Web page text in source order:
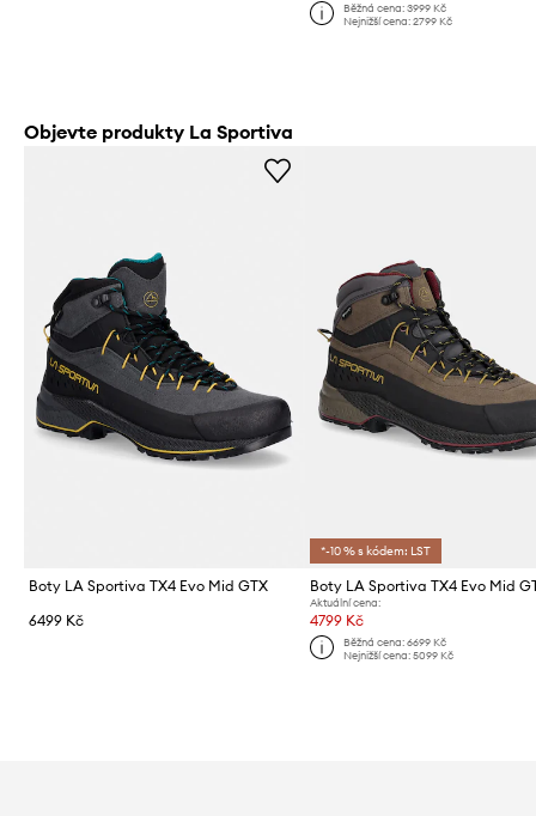
Běžná cena: 3999 Kč
Nejnižší cena: 2799 Kč
Objevte produkty La Sportiva
Boty LA Sportiva TX4 Evo Mid GTX
6499 Kč
*-10 % s kódem: LST
Boty LA Sportiva TX4 Evo Mid
Aktuální cena:
4799 Kč
Běžná cena: 6699 Kč
Nejnižší cena: 5099 Kč